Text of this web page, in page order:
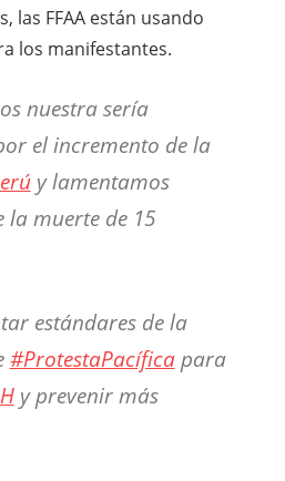
las FFAA están usando
los manifestantes.
nuestra sería
el incremento de la
y lamentamos
muerte de 15
estándares de la
#ProtestaPacíficapara
y prevenir más